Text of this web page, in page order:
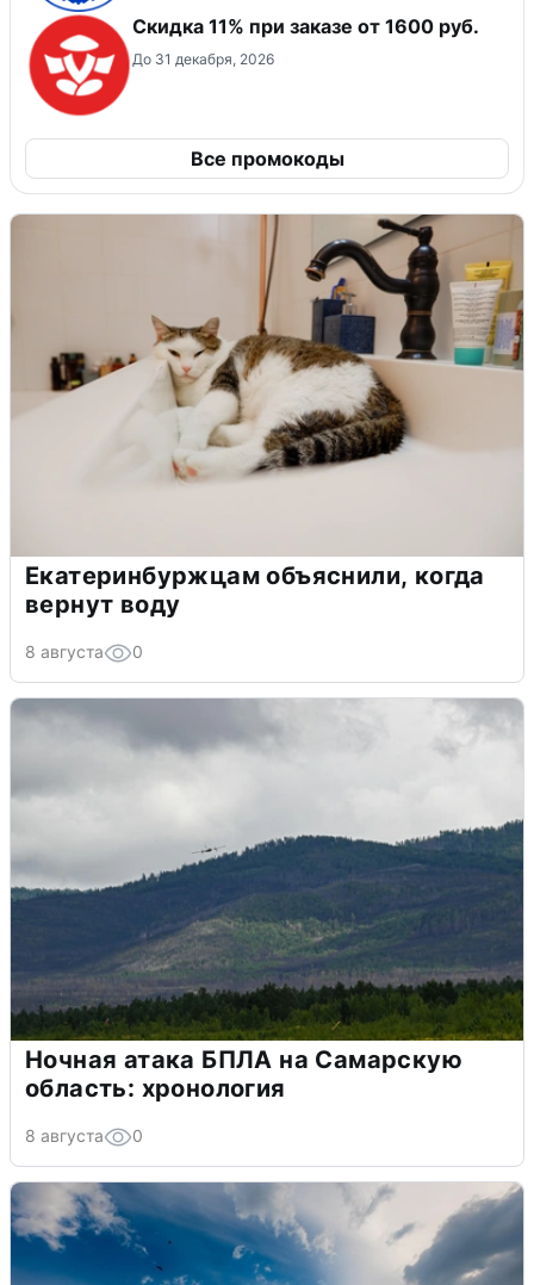
Скидка 11% при заказе от 1600 руб.
До 31 декабря, 2026
Все промокоды
Екатеринбуржцам объяснили, когда
вернут воду
8 августа 0
Ночная атака БПЛА на Самарскую
область: хронология
8 августа 0